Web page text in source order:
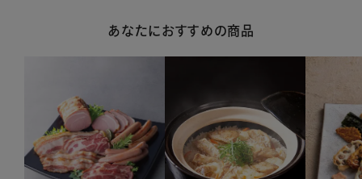
あなたにおすすめの商品